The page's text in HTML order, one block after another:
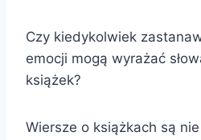
Czy kiedykolwiek
emocji mogą wyrażać
książek?
Wiersze o książkach są